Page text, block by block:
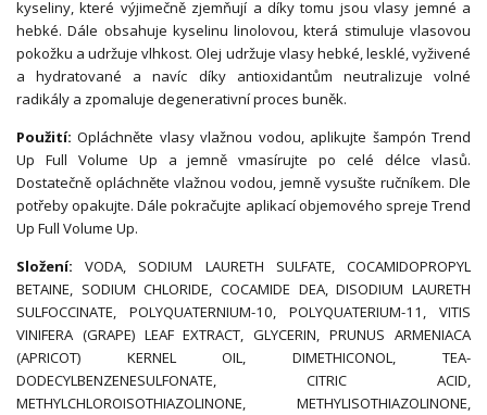
kyseliny, které výjimečně zjemňují a díky tomu jsou vlasy jemné a
hebké. Dále obsahuje kyselinu linolovou, která stimuluje vlasovou
pokožku a udržuje vlhkost. Olej udržuje vlasy hebké, lesklé, vyživené
a hydratované a navíc díky antioxidantům neutralizuje volné
radikály a zpomaluje degenerativní proces buněk.
Použití:Opláchněte vlasy vlažnou vodou, aplikujte šampón Trend
Up Full Volume Up a jemně vmasírujte po celé délce vlasů.
Dostatečně opláchněte vlažnou vodou, jemně vysušte ručníkem. Dle
potřeby opakujte. Dále pokračujte aplikací objemového spreje Trend
Up Full Volume Up.
Složení: VODA, SODIUM LAURETH SULFATE, COCAMIDOPROPYL
BETAINE, SODIUM CHLORIDE, COCAMIDE DEA, DISODIUM LAURETH
SULFOCCINATE, POLYQUATERNIUM-10, POLYQUATERIUM-11, VITIS
VINIFERA (GRAPE) LEAF EXTRACT, GLYCERIN, PRUNUS ARMENIACA
(APRICOT) KERNEL OIL, DIMETHICONOL, TEA-
DODECYLBENZENESULFONATE, CITRIC ACID,
METHYLCHLOROISOTHIAZOLINONE, METHYLISOTHIAZOLINONE,